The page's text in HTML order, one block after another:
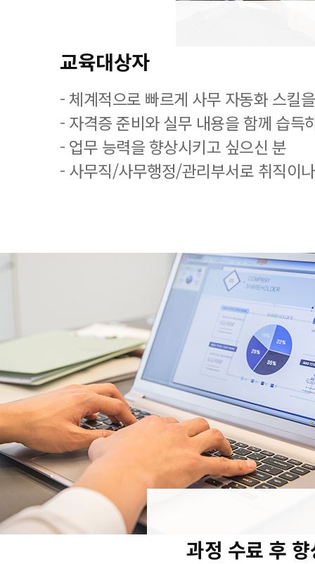
교육대상자
- 체계적으로 빠르게 사무 자동화 스킬
- 자격증 준비와 실무 내용을 함께 습득
- 업무 능력을 향상시키고 싶으신 분
- 사무직/사무행정/관리부서로 취직이
과정 수료 후